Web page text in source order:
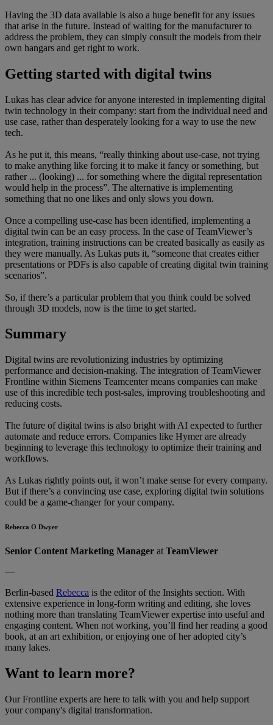
Having the 3D data available is also a huge benefit for any issues
that arise in the future. Instead of waiting for the manufacturer to
address the problem, they can simply consult the models from their
own hangars and get right to work.
Getting started with digital twins
Lukas has clear advice for anyone interested in implementing digital
twin technology in their company: start from the individual need and
use case, rather than desperately looking for a way to use the new
tech.
As he put it, this means, “really thinking about use-case, not trying
to make anything like forcing it to make it fancy or something, but
rather ... (looking) ... for something where the digital representation
would help in the process”. The alternative is implementing
something that no one likes and only slows you down.
Once a compelling use-case has been identified, implementing a
digital twin can be an easy process. In the case of TeamViewer’s
integration, training instructions can be created basically as easily as
they were manually. As Lukas puts it, “someone that creates either
presentations or PDFs is also capable of creating digital twin training
scenarios”.
So, if there’s a particular problem that you think could be solved
through 3D models, now is the time to get started.
Summary
Digital twins are revolutionizing industries by optimizing
performance and decision-making. The integration of TeamViewer
Frontline within Siemens Teamcenter means companies can make
use of this incredible tech post-sales, improving troubleshooting and
reducing costs.
The future of digital twins is also bright with AI expected to further
automate and reduce errors. Companies like Hymer are already
beginning to leverage this technology to optimize their training and
workflows.
As Lukas rightly points out, it won’t make sense for every company.
But if there’s a convincing use case, exploring digital twin solutions
could be a game-changer for your company.
Rebecca O Dwyer
Senior Content Marketing Manager at TeamViewer
—
Berlin-based Rebecca is the editor of the Insights section. With
extensive experience in long-form writing and editing, she loves
nothing more than translating TeamViewer expertise into useful and
engaging content. When not working, you’ll find her reading a good
book, at an art exhibition, or enjoying one of her adopted city’s
many lakes.
Want to learn more?
Our Frontline experts are here to talk with you and help support
your company's digital transformation.